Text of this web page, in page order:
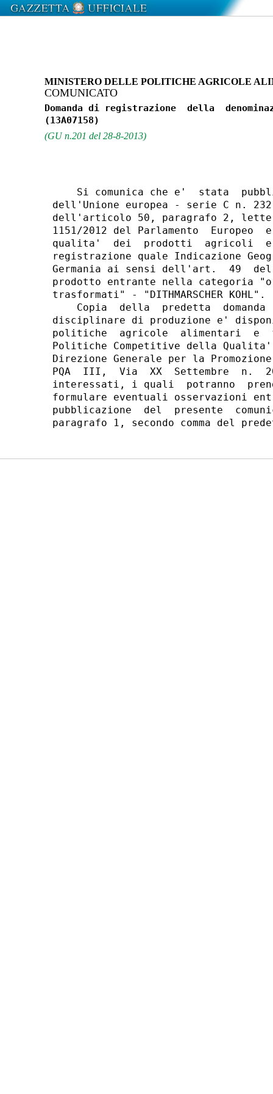
MINISTERO DELLE POLITICHE AGRICOLE
COMUNICATO
Domanda di registrazione  della
(GU n.201 del 28-8-2013)
Si comunica che e'  stata
dell'Unione europea - serie C n.
dell'articolo 50, paragrafo 2,
1151/2012 del Parlamento
qualita'  dei  prodotti  agricoli  e
registrazione quale Indicazione
Germania ai sensi dell'art.  49
prodotto entrante nella
trasformati" - "DITHMARSCHER KOHL".
Copia  della  predetta  domanda
disciplinare di produzione e'
politiche  agricole  alimentari  e
Politiche Competitive della
Direzione Generale per la
PQA  III,  Via  XX  Settembre  n.
interessati, i quali  potranno
formulare eventuali osservazioni
pubblicazione  del  presente